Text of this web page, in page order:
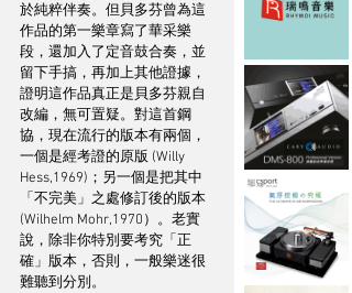
於純粹伴奏。但貝多芬曾為這
作品的第一樂章寫了華采樂
段，還加入了定音鼓合奏，並
留下手搞，再加上其他證據，
證明這作品真正是貝多芬親自
改編，無可置疑。對這首鋼
協，現在流行的版本有兩個，
一個是經考證的原版 (Willy
Hess,1969)；另一個是把其中
「不完美」之處修訂後的版本
(Wilhelm Mohr,1970）。老實
說，除非你特別要考究「正
確」版本，否則，一般樂迷很
難聽到分別。